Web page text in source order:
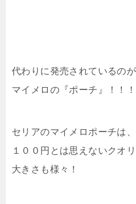
代わりに発売されているのが
マイメロの『ポーチ』！！！
セリアのマイメロポーチは、
１００円とは思えないクオ
大きさも様々！